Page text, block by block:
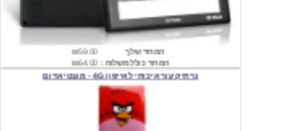
₪59.00
המחיר שלך
המחיר כולל משלוח :
נרתיק עור איכותי לאייפון 4G - מגנטי אדום